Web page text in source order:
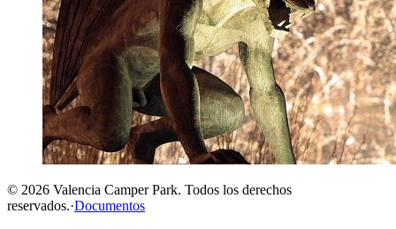
© 2026 Valencia Camper Park. Todos los derechos
reservados.·Documentos